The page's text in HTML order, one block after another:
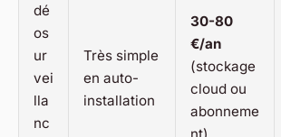
dé
os
ur
vei
lla
nc
Très simple
en auto-
installation
30-80
€/an
(stockage
cloud ou
abonneme